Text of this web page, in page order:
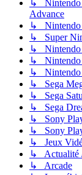
↳ Nintendo
Advance
↳ Nintendo
↳ Super
↳ Nintendo
↳ Nintendo
↳ Nintendo
↳ Sega
↳ Sega
↳ Sega
↳ Sony
↳ Sony
↳ Jeux
↳ Actualité
↳ Arcade